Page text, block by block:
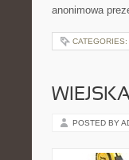
anonimowa
CATEGORIES:
POSTED BY